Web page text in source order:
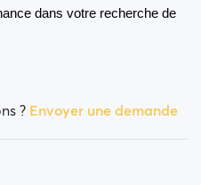
dans votre recherche de
? Envoyer une demande